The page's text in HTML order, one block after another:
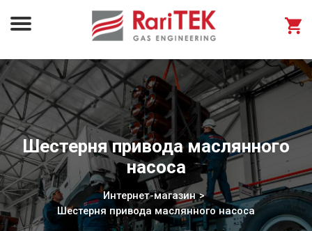
Шестерня привода маслянного
насоса
Интернет-магазин
Шестерня привода маслянного насоса